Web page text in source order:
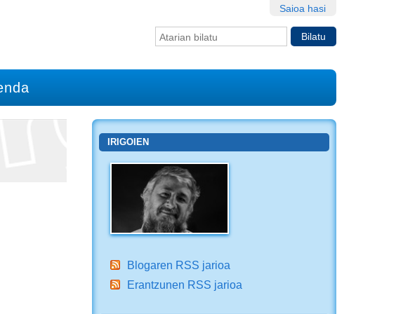
Saioa hasi
Bilatu atarian
IRIGOIEN
Blogaren RSS jarioa
Erantzunen RSS jarioa